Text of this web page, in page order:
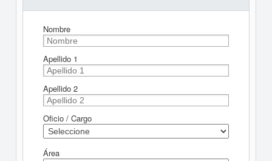
Nombre
Apellido 1
Apellido 2
Oficio / Cargo
Área